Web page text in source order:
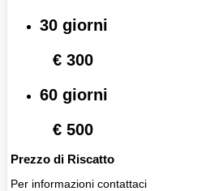
30 giorni
€ 300
60 giorni
€ 500
Prezzo di Riscatto
Per informazioni contattaci